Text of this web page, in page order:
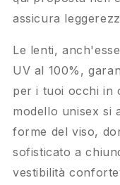
assicura
Le lenti,
UV al 100%,
per i tuoi occhi in
modello unisex si
forme del viso,
sofisticato a
vestibilità